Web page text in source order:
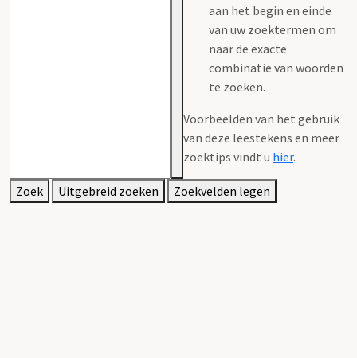
aan het begin en einde
van uw zoektermen om
naar de exacte
combinatie van woorden
te zoeken.
Voorbeelden van het gebruik
van deze leestekens en meer
zoektips vindt u hier.
Zoek Uitgebreid zoeken Zoekvelden legen